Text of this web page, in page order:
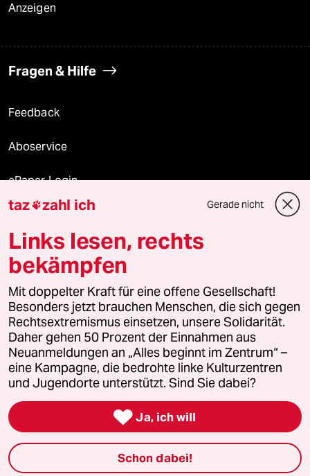
Anzeigen
Fragen & Hilfe
Feedback
Aboservice
ePaper Login
Downloads für Abonnierende
© 2026 taz Verlags und Vertriebs GmbH
Alle Rechte vorbehalten. Bei rechtlichen Fragen oder für Genehmigungen
wenden Sie sich bitte an
lizenzen@taz.de
Feedback Redaktionsstatut Kommune-Richtlinien
Leitlinie Informant Datenschutz Impressum AGB
Seitenwende Einwilligungen widerrufen (Ads)
taz zahl ich Gerade nicht
Links lesen, rechts
bekämpfen
Mit doppelter Kraft für eine offene Gesellschaft!
Besonders jetzt brauchen Menschen, die sich gegen
Rechtsextremismus einsetzen, unsere Solidarität.
Daher gehen 50 Prozent der Einnahmen aus
Neuanmeldungen an „Alles beginnt im Zentrum“ –
eine Kampagne, die bedrohte linke Kulturzentren
und Jugendorte unterstützt. Sind Sie dabei?
 Ja, ich will
Schon dabei!